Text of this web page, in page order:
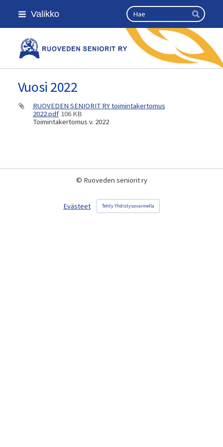
Siirry
sivun
Valikko Haku
Hae
Kansallinen senioriliitto
Vuosi 2022
RUOVEDEN SENIORIT RY toimintakertomus
2022.pdf 106 KB
Toimintakertomus v. 2022
© Ruoveden seniorit ry
Evästeet Tehty Yhdistysavaimella